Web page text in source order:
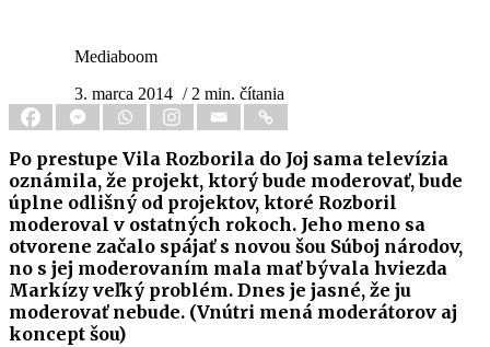
Mediaboom
3. marca 2014 / 2 min. čítania
Po prestupe Vila Rozborila do Joj sama televízia
oznámila, že projekt, ktorý bude moderovať, bude
úplne odlišný od projektov, ktoré Rozboril
moderoval v ostatných rokoch. Jeho meno sa
otvorene začalo spájať s novou šou Súboj národov,
no s jej moderovaním mala mať bývala hviezda
Markízy veľký problém. Dnes je jasné, že ju
moderovať nebude. (Vnútri mená moderátorov aj
koncept šou)